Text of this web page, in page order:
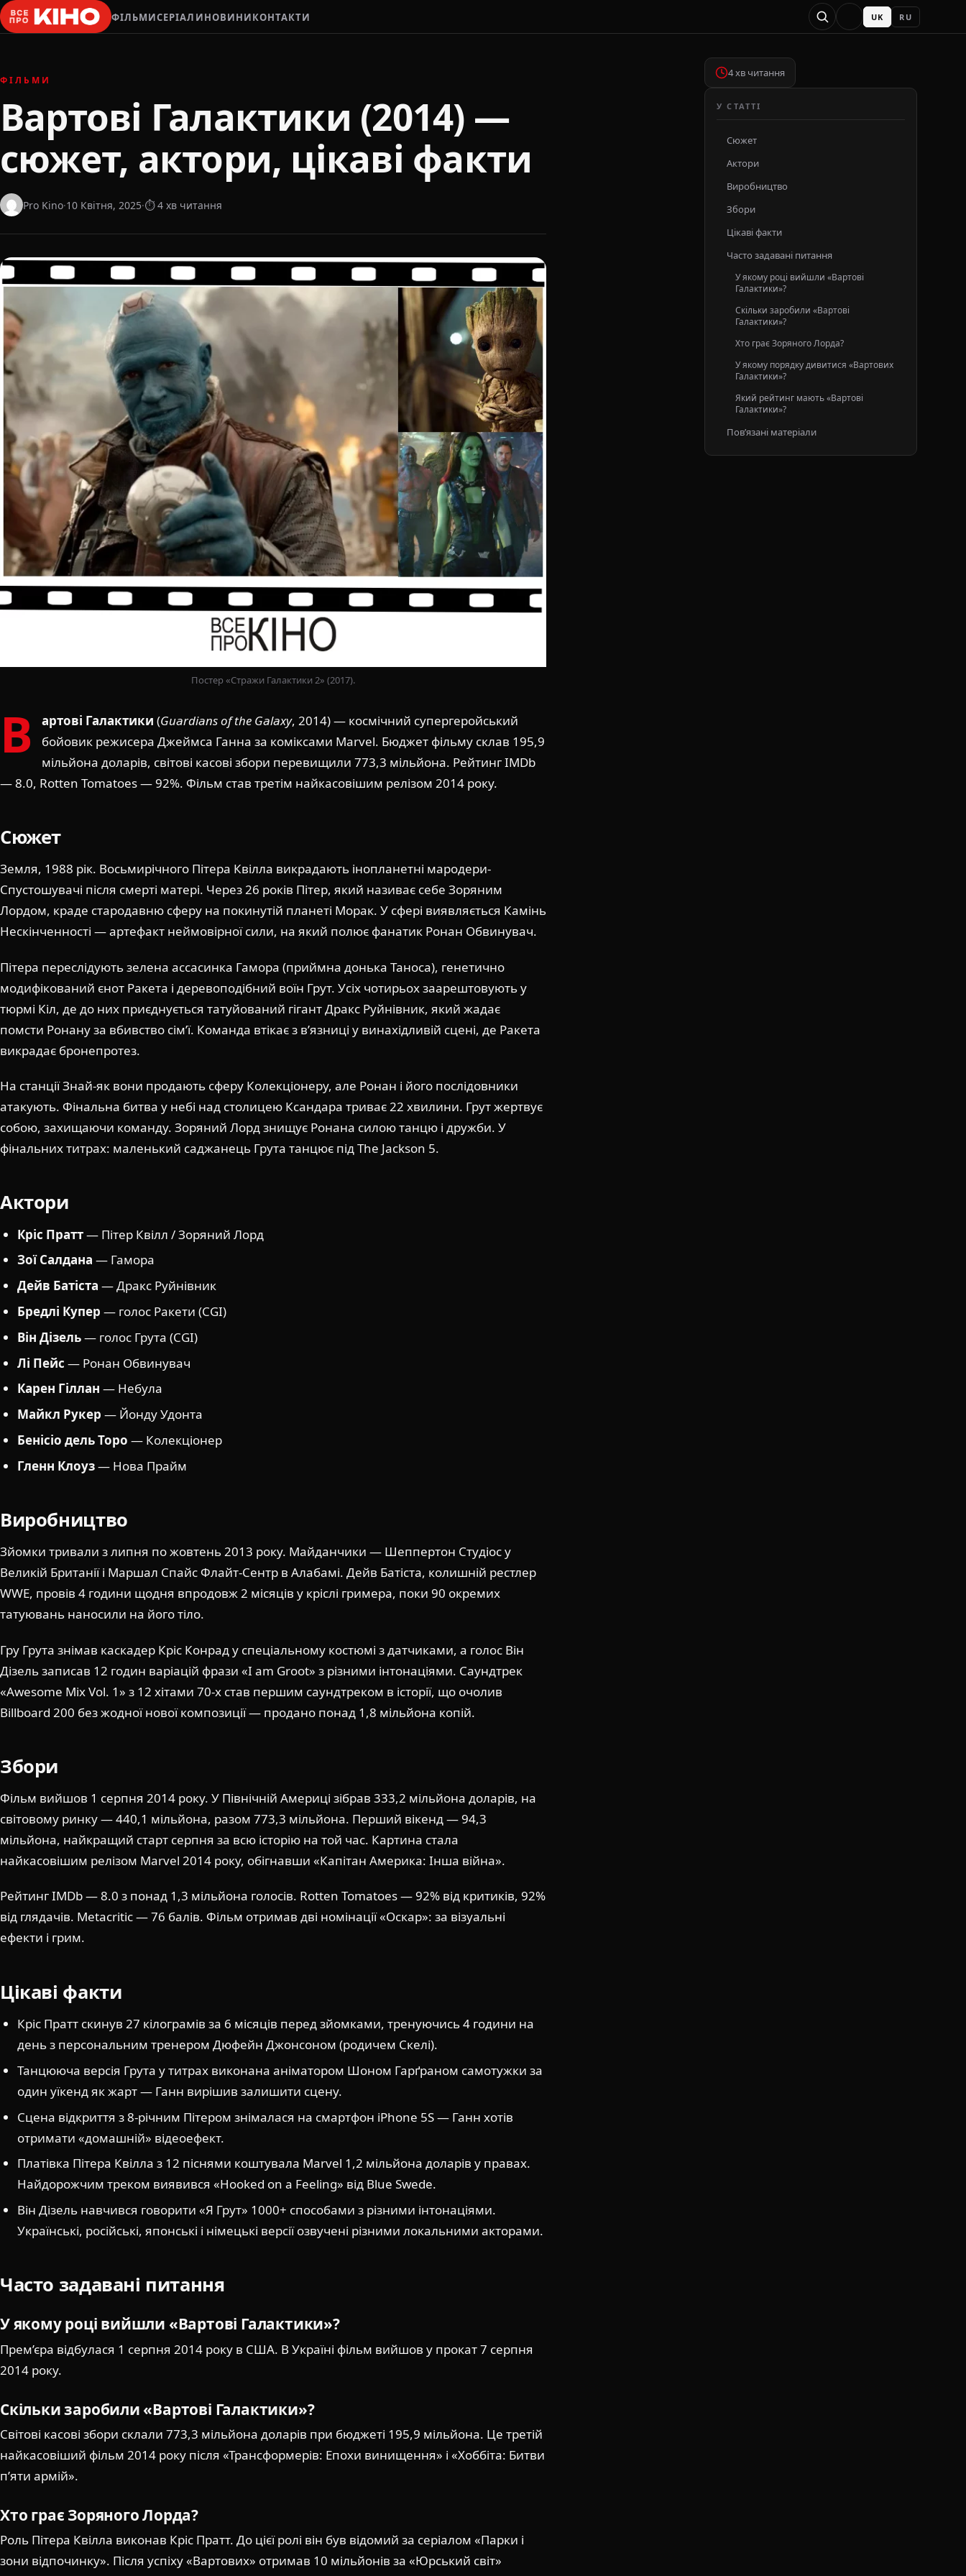
ФІЛЬМИСЕРІАЛИНОВИНИКОНТАКТИ UK RU
ФІЛЬМИ
Вартові Галактики (2014) —
сюжет, актори, цікаві факти
Pro Kino·10 Квітня, 2025·⏱ 4 хв читання
Постер «Стражи Галактики 2» (2017).
В артові Галактики (Guardians of the Galaxy, 2014) — космічний супергеройський
бойовик режисера Джеймса Ганна за коміксами Marvel. Бюджет фільму склав 195,9
мільйона доларів, світові касові збори перевищили 773,3 мільйона. Рейтинг IMDb
— 8.0, Rotten Tomatoes — 92%. Фільм став третім найкасовішим релізом 2014 року.
Сюжет
Земля, 1988 рік. Восьмирічного Пітера Квілла викрадають інопланетні мародери-
Спустошувачі після смерті матері. Через 26 років Пітер, який називає себе Зоряним
Лордом, краде стародавню сферу на покинутій планеті Морак. У сфері виявляється Камінь
Нескінченності — артефакт неймовірної сили, на який полює фанатик Ронан Обвинувач.
Пітера переслідують зелена ассасинка Гамора (приймна донька Таноса), генетично
модифікований єнот Ракета і деревоподібний воїн Грут. Усіх чотирьох заарештовують у
тюрмі Кіл, де до них приєднується татуйований гігант Дракс Руйнівник, який жадає
помсти Ронану за вбивство сім’ї. Команда втікає з в’язниці у винахідливій сцені, де Ракета
викрадає бронепротез.
На станції Знай-як вони продають сферу Колекціонеру, але Ронан і його послідовники
атакують. Фінальна битва у небі над столицею Ксандара триває 22 хвилини. Грут жертвує
собою, захищаючи команду. Зоряний Лорд знищує Ронана силою танцю і дружби. У
фінальних титрах: маленький саджанець Грута танцює під The Jackson 5.
Актори
Кріс Пратт— Пітер Квілл / Зоряний Лорд
Зої Салдана — Гамора
Дейв Батіста — Дракс Руйнівник
Бредлі Купер — голос Ракети (CGI)
Він Дізель— голос Грута (CGI)
Лі Пейс — Ронан Обвинувач
Карен Гіллан — Небула
Майкл Рукер — Йонду Удонта
Бенісіо дель Торо — Колекціонер
Гленн Клоуз— Нова Прайм
Виробництво
Зйомки тривали з липня по жовтень 2013 року. Майданчики — Шеппертон Студіос у
Великій Британії і Маршал Спайс Флайт-Сентр в Алабамі. Дейв Батіста, колишній рестлер
WWE, провів 4 години щодня впродовж 2 місяців у кріслі гримера, поки 90 окремих
татуювань наносили на його тіло.
Гру Грута знімав каскадер Кріс Конрад у спеціальному костюмі з датчиками, а голос Він
Дізель записав 12 годин варіацій фрази «I am Groot» з різними інтонаціями. Саундтрек
«Awesome Mix Vol. 1» з 12 хітами 70-х став першим саундтреком в історії, що очолив
Billboard 200 без жодної нової композиції — продано понад 1,8 мільйона копій.
Збори
Фільм вийшов 1 серпня 2014 року. У Північній Америці зібрав 333,2 мільйона доларів, на
світовому ринку — 440,1 мільйона, разом 773,3 мільйона. Перший вікенд — 94,3
мільйона, найкращий старт серпня за всю історію на той час. Картина стала
найкасовішим релізом Marvel 2014 року, обігнавши «Капітан Америка: Інша війна».
Рейтинг IMDb — 8.0 з понад 1,3 мільйона голосів. Rotten Tomatoes — 92% від критиків, 92%
від глядачів. Metacritic — 76 балів. Фільм отримав дві номінації «Оскар»: за візуальні
ефекти і грим.
Цікаві факти
Кріс Пратт скинув 27 кілограмів за 6 місяців перед зйомками, тренуючись 4 години на
день з персональним тренером Дюфейн Джонсоном (родичем Скелі).
Танцююча версія Грута у титрах виконана аніматором Шоном Гарґраном самотужки за
один уїкенд як жарт — Ганн вирішив залишити сцену.
Сцена відкриття з 8-річним Пітером знімалася на смартфон iPhone 5S — Ганн хотів
отримати «домашній» відеоефект.
Платівка Пітера Квілла з 12 піснями коштувала Marvel 1,2 мільйона доларів у правах.
Найдорожчим треком виявився «Hooked on a Feeling» від Blue Swede.
Він Дізель навчився говорити «Я Грут» 1000+ способами з різними інтонаціями.
Українські, російські, японські і німецькі версії озвучені різними локальними акторами.
Часто задавані питання
У якому році вийшли «Вартові Галактики»?
Прем’єра відбулася 1 серпня 2014 року в США. В Україні фільм вийшов у прокат 7 серпня
2014 року.
Скільки заробили «Вартові Галактики»?
Світові касові збори склали 773,3 мільйона доларів при бюджеті 195,9 мільйона. Це третій
найкасовіший фільм 2014 року після «Трансформерів: Епохи винищення» і «Хоббіта: Битви
п’яти армій».
Хто грає Зоряного Лорда?
Роль Пітера Квілла виконав Кріс Пратт. До цієї ролі він був відомий за серіалом «Парки і
зони відпочинку». Після успіху «Вартових» отримав 10 мільйонів за «Юрський світ»
4 хв читання
У СТАТТІ
Сюжет
Актори
Виробництво
Збори
Цікаві факти
Часто задавані питання
У якому році вийшли «Вартові
Галактики»?
Скільки заробили «Вартові
Галактики»?
Хто грає Зоряного Лорда?
У якому порядку дивитися «Вартових
Галактики»?
Який рейтинг мають «Вартові
Галактики»?
Пов’язані матеріали